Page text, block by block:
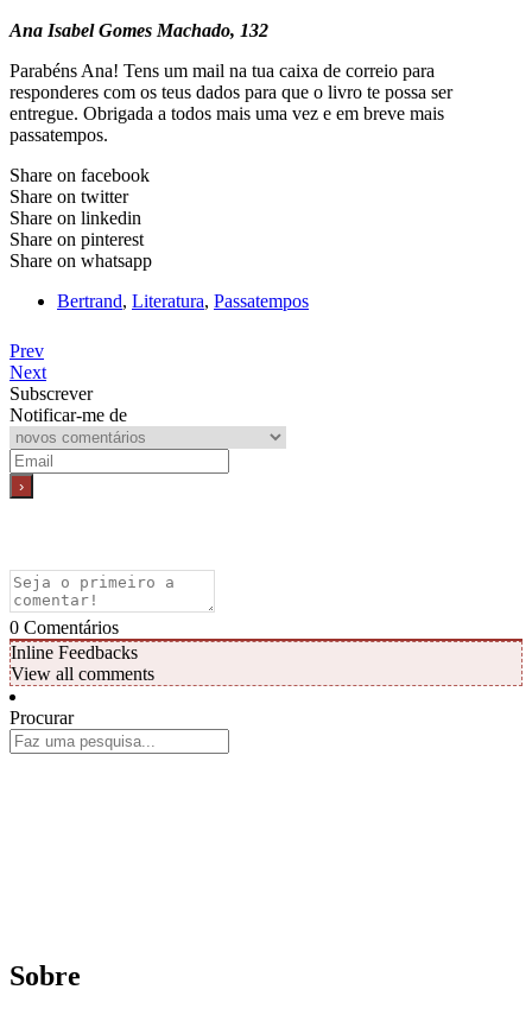
Ana Isabel Gomes Machado, 132
Parabéns Ana! Tens um mail na tua caixa de correio para
responderes com os teus dados para que o livro te possa ser
entregue. Obrigada a todos mais uma vez e em breve mais
passatempos.
Share on facebook
Share on twitter
Share on linkedin
Share on pinterest
Share on whatsapp
Bertrand, Literatura, Passatempos
Prev
Next
Subscrever
Notificar-me de
0 Comentários
Inline Feedbacks
View all comments
Procurar
Sobre